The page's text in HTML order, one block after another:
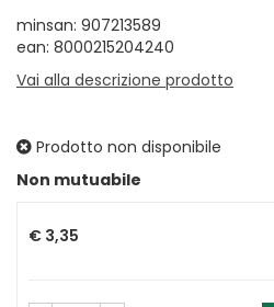
minsan: 907213589
ean: 8000215204240
Vai alla descrizione prodotto
Prodotto non disponibile
Non mutuabile
Prezzo
€ 3,35